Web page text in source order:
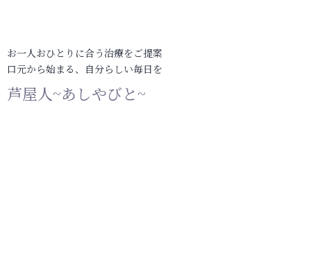
お一人おひとりに合う治療をご提案
口元から始まる、自分らしい毎日を
芦屋人~あしやびと~